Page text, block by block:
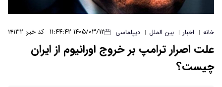
خانه | اخبار | بین الملل | دیپلماسی ۱۴۰۵/۰۳/۱۲ ۱۱:۴۴:۴۲ کد خبر: ۱۴۱۳۲
علت اصرار ترامپ بر خروج اورانیوم از ایران
چیست؟